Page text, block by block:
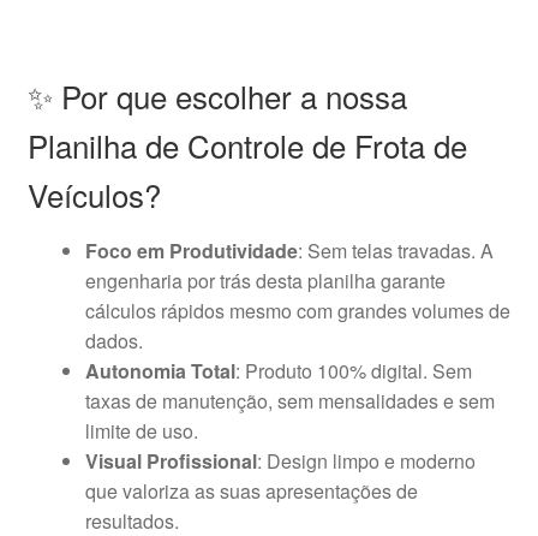
✨ Por que escolher a nossa
Planilha de Controle de Frota de
Veículos?
Foco em Produtividade: Sem telas travadas. A
engenharia por trás desta planilha garante
cálculos rápidos mesmo com grandes volumes de
dados.
Autonomia Total: Produto 100% digital. Sem
taxas de manutenção, sem mensalidades e sem
limite de uso.
Visual Profissional: Design limpo e moderno
que valoriza as suas apresentações de
resultados.